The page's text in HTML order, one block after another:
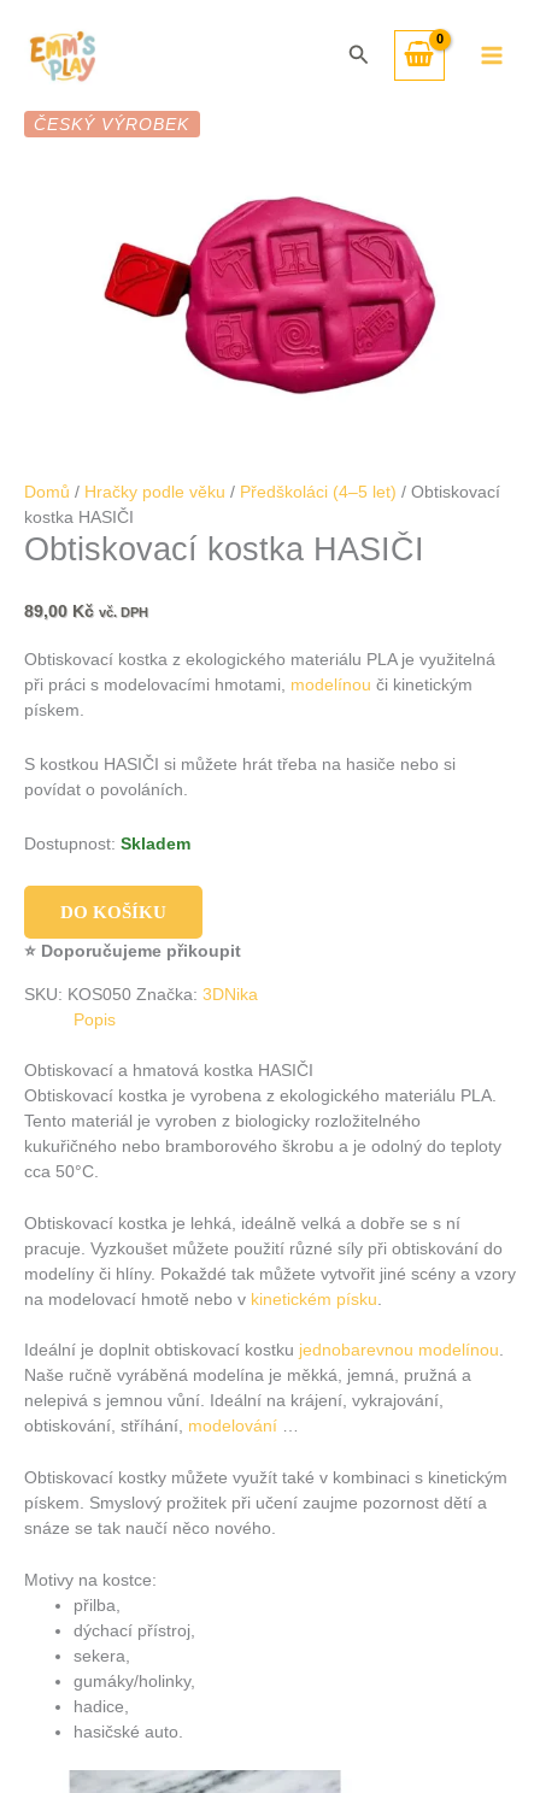
obsah
Hledat
ČESKÝ VÝROBEK
Domů / Hračky podle věku / Předškoláci (4–5 let) / Obtiskovací
kostka HASIČI
Obtiskovací kostka HASIČI
89,00 Kč vč. DPH
Obtiskovací kostka z ekologického materiálu PLA je využitelná
při práci s modelovacími hmotami, modelínou či kinetickým
pískem.
S kostkou HASIČI si můžete hrát třeba na hasiče nebo si
povídat o povoláních.
Dostupnost: Skladem
kostka
HASIČI
množství
DO KOŠÍKU
⭐ Doporučujeme přikoupit
SKU: KOS050 Značka: 3DNika
Popis
Obtiskovací a hmatová kostka HASIČI
Obtiskovací kostka je vyrobena z ekologického materiálu PLA.
Tento materiál je vyroben z biologicky rozložitelného
kukuřičného nebo bramborového škrobu a je odolný do teploty
cca 50°C.
Obtiskovací kostka je lehká, ideálně velká a dobře se s ní
pracuje. Vyzkoušet můžete použití různé síly při obtiskování do
modelíny či hlíny. Pokaždé tak můžete vytvořit jiné scény a vzory
na modelovací hmotě nebo v kinetickém písku
Ideální je doplnit obtiskovací kostku jednobarevnou modelínou.
Naše ručně vyráběná modelína je měkká, jemná, pružná a
nelepivá s jemnou vůní. Ideální na krájení, vykrajování,
obtiskování, stříhání, modelování …
Obtiskovací kostky můžete využít také v kombinaci s kinetickým
pískem. Smyslový prožitek při učení zaujme pozornost dětí a
snáze se tak naučí něco nového.
Motivy na kostce:
přilba,
dýchací přístroj,
sekera,
gumáky/holinky,
hadice,
hasičské auto.